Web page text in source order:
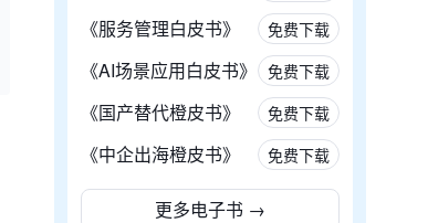
《服务管理白皮书》 免费下载
《AI场景应用白皮书》 免费下载
《国产替代橙皮书》 免费下载
《中企出海橙皮书》 免费下载
更多电子书 →